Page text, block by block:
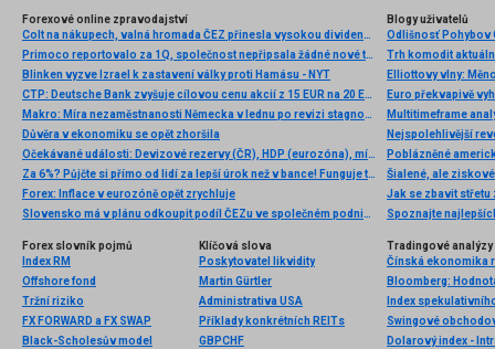
Forexové online zpravodajství
Colt na nákupech, valná hromada ČEZ přinesla vysokou dividendu
Primoco reportovalo za 1Q, společnost nepřipsala žádné nové tržby z prodeje bezpilotních letadel
Blinken vyzve Izrael k zastavení války proti Hamásu - NYT
CTP: Deutsche Bank zvyšuje cílovou cenu akcií z 15 EUR na 20 EUR a doporučení z „hold“ na „buy“
Makro: Míra nezaměstnanosti Německa v lednu po revizi stagnovala na 6,8pct
Důvěra v ekonomiku se opět zhoršila
Očekávané události: Devizové rezervy (ČR), HDP (eurozóna), míra nezaměstnanosti (USA)
Za 6%? Půjčte si přímo od lidí za lepší úrok než v bance! Funguje to!
Forex: Inflace v eurozóně opět zrychluje
Slovensko má v plánu odkoupit podíl ČEZu ve společném podniku JESS
Blogy uživatelů
Odlišnosť Pohybov
Trh komodit
Elliottovy vlny:
Euro překvapivě
Multitimeframe
Nejspolehlivější
Poblázněné
Šialené, ale
Jak se zbavit střetu
Spoznajte
Forex slovník pojmů
Index RM
Offshore fond
Tržní riziko
FX FORWARD a FX SWAP
Black-Scholesův model
Klíčová slova
Poskytovatel likvidity
Martin Gürtler
Administrativa USA
Příklady konkrétních REITs
GBPCHF
Tradingové analýzy
Čínská ekonomika
Index
Swingové
Dolarový index -